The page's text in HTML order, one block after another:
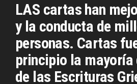
LAS cartas han
y la conducta de
personas. Cartas
principio la
de las Escrituras